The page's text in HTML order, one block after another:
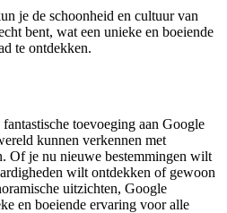
je de schoonheid en cultuur van
bent, wat een unieke en boeiende
te ontdekken.
toevoeging aan Google
kunnen verkennen met
Of je nu nieuwe bestemmingen wilt
wilt ontdekken of gewoon
uitzichten, Google
en boeiende ervaring voor alle